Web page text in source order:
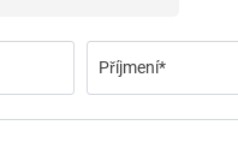
Příjmení*